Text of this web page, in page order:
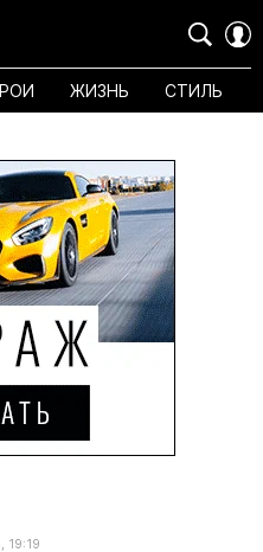
ЖИЗНЬ СТИЛЬ
19:19